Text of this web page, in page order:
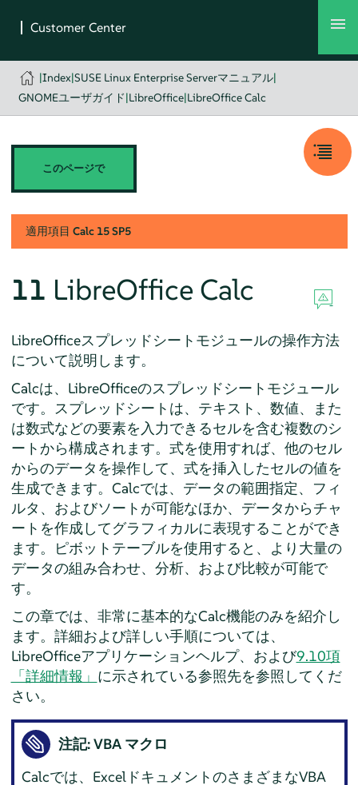
|Index|SUSE Linux Enterprise Serverマニュアル|
GNOMEユーザガイド|LibreOffice|LibreOffice Calc
このページで
適用項目 Calc 15 SP5
11 LibreOffice Calc
LibreOfficeスプレッドシートモジュールの操作方法
について説明します。
Calcは、LibreOfficeのスプレッドシートモジュール
です。スプレッドシートは、テキスト、数値、また
は数式などの要素を入力できるセルを含む複数のシ
ートから構成されます。式を使用すれば、他のセル
からのデータを操作して、式を挿入したセルの値を
生成できます。 Calcでは、データの範囲指定、フィ
ルタ、およびソートが可能なほか、データからチャ
ートを作成してグラフィカルに表現することができ
ます。ピボットテーブルを使用すると、より大量の
データの組み合わせ、分析、および比較が可能で
す。
この章では、非常に基本的なCalc機能のみを紹介し
ます。詳細および詳しい手順については、
LibreOfficeアプリケーションヘルプ、および9.10項
「詳細情報」 に示されている参照先を参照してくだ
さい。
注記: VBA マクロ
Calcでは、ExcelドキュメントのさまざまなVBA